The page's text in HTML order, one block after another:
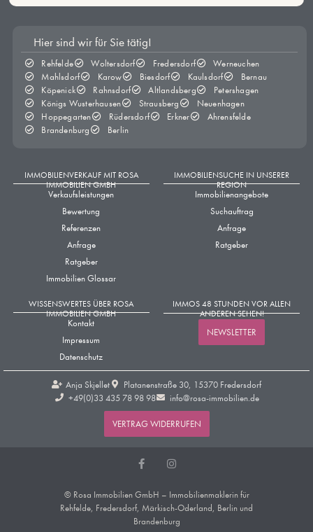
Hier sind wir für Sie tätig!
Rehfelde Woltersdorf Fredersdorf
Werneuchen
Mahlsdorf
Karow Biesdorf Kaulsdorf
Bernau
Köpenick
Rahnsdorf Altlandsberg
Petershagen
Königs Wusterhausen
Strausberg
Neuenhagen
Hoppegarten
Rüdersdorf Erkner
Ahrensfelde
Brandenburg
Berlin
IMMOBILIENVERKAUF MIT ROSA
IMMOBILIEN GMBH
Verkaufsleistungen
Bewertung
Referenzen
Anfrage
Ratgeber
Immobilien Glossar
IMMOBILIENSUCHE IN UNSERER
REGION
Immobilienangebote
Suchauftrag
Anfrage
Ratgeber
WISSENSWERTES ÜBER ROSA
IMMOBILIEN GMBH
Kontakt
Impressum
Datenschutz
IMMOS 48 STUNDEN VOR ALLEN
ANDEREN SEHEN!
NEWSLETTER
Anja Skjellet
Platanenstraße 30, 15370 Fredersdorf
+49(0)33 435 78 98 98​
info@rosa-immobilien.de
VERTRAG WIDERRUFEN
© Rosa Immobilien GmbH – Immobilienmaklerin für
Rehfelde, Fredersdorf, Märkisch-Oderland, Berlin und
Brandenburg